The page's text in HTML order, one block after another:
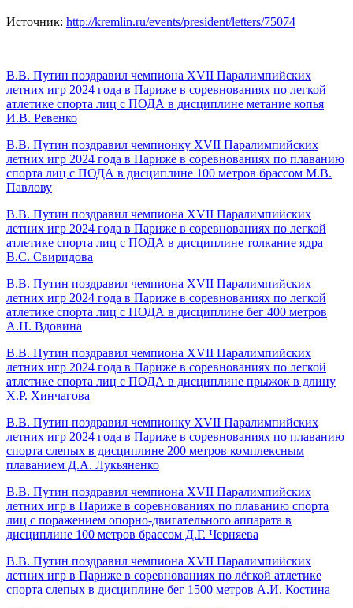
Источник: http://kremlin.ru/events/president/letters/75074
В.В. Путин поздравил чемпиона XVII Паралимпийских
летних игр 2024 года в Париже в соревнованиях по легкой
атлетике спорта лиц с ПОДА в дисциплине метание копья
И.В. Ревенко
В.В. Путин поздравил чемпионку XVII Паралимпийских
летних игр 2024 года в Париже в соревнованиях по плаванию
спорта лиц с ПОДА в дисциплине 100 метров брассом М.В.
Павлову
В.В. Путин поздравил чемпиона XVII Паралимпийских
летних игр 2024 года в Париже в соревнованиях по легкой
атлетике спорта лиц с ПОДА в дисциплине толкание ядра
В.С. Свиридова
В.В. Путин поздравил чемпиона XVII Паралимпийских
летних игр 2024 года в Париже в соревнованиях по легкой
атлетике спорта лиц с ПОДА в дисциплине бег 400 метров
А.Н. Вдовина
В.В. Путин поздравил чемпиона XVII Паралимпийских
летних игр 2024 года в Париже в соревнованиях по легкой
атлетике спорта лиц с ПОДА в дисциплине прыжок в длину
Х.Р. Хинчагова
В.В. Путин поздравил чемпионку XVII Паралимпийских
летних игр 2024 года в Париже в соревнованиях по плаванию
спорта слепых в дисциплине 200 метров комплексным
плаванием Д.А. Лукьяненко
В.В. Путин поздравил чемпиона XVII Паралимпийских
летних игр в Париже в соревнованиях по плаванию спорта
лиц с поражением опорно-двигательного аппарата в
дисциплине 100 метров брассом Д.Г. Черняева
В.В. Путин поздравил чемпиона XVII Паралимпийских
летних игр в Париже в соревнованиях по лёгкой атлетике
спорта слепых в дисциплине бег 1500 метров А.И. Костина